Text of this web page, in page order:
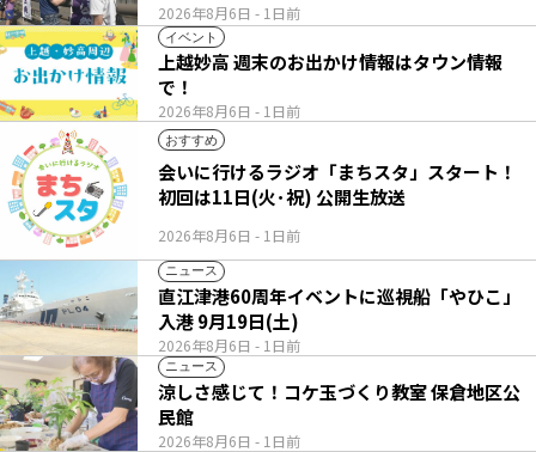
2026年8月6日 - 1日前
イベント
2026年8月6日 - 1日前
上越妙高 週末のお出かけ情報はタウン情報
で！
おすすめ
2026年8月6日 - 1日前
会いに行けるラジオ「まちスタ」スタート！
初回は11日(火･祝) 公開生放送
ニュース
2026年8月6日 - 1日前
直江津港60周年イベントに巡視船「やひこ」
入港 9月19日(土)
ニュース
2026年8月6日 - 1日前
涼しさ感じて！コケ玉づくり教室 保倉地区公
民館